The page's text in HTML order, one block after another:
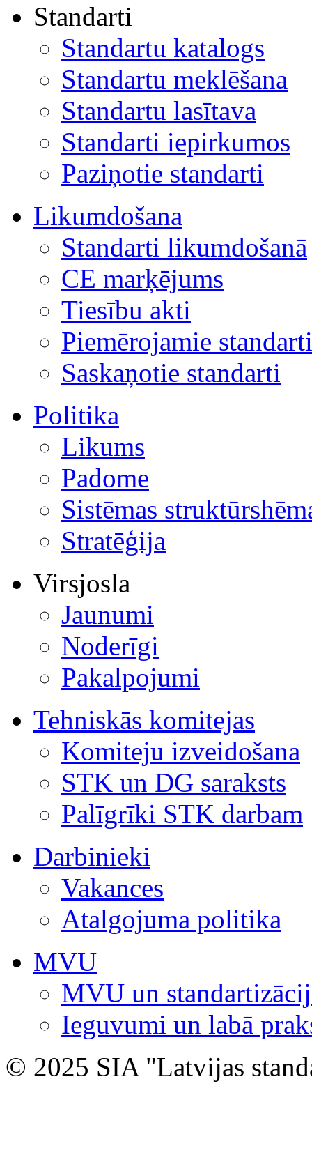
Standarti
Standartu katalogs
Standartu meklēšana
Standartu lasītava
Standarti iepirkumos
Paziņotie standarti
Likumdošana
Standarti likumdošanā
CE marķējums
Tiesību akti
Piemērojamie standarti
Saskaņotie standarti
Politika
Likums
Padome
Sistēmas
Stratēģija
Virsjosla
Jaunumi
Noderīgi
Pakalpojumi
Tehniskās komitejas
Komiteju izveidošana
STK un DG saraksts
Palīgrīki STK darbam
Darbinieki
Vakances
Atalgojuma politika
MVU
MVU un
Ieguvumi un labā
© 2025 SIA "Latvijas